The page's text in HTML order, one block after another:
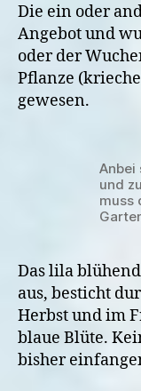
Die ein oder
Angebot und
oder der
Pflanze
gewesen.
Anbei
und
muss
Das lila
aus, besticht
Herbst und im
blaue Blüte.
bisher